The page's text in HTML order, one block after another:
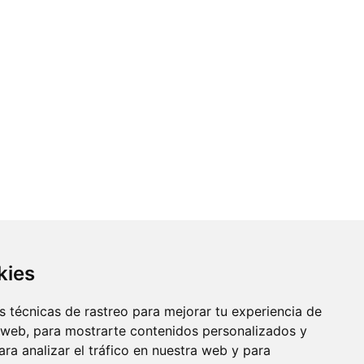
técnicas de rastreo para mejorar tu experiencia de
para mostrarte contenidos personalizados y
analizar el tráfico en nuestra web y para